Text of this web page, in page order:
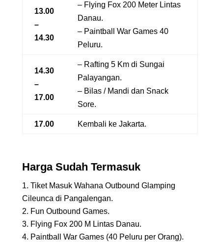
13.00
–
14.30
– Flying Fox 200 Meter Lintas
Danau.
– Paintball War Games 40
Peluru.
14.30
–
17.00
– Rafting 5 Km di Sungai
Palayangan.
– Bilas / Mandi dan Snack
Sore.
17.00 Kembali ke Jakarta.
Harga Sudah Termasuk
Tiket Masuk Wahana Outbound Glamping
Cileunca di Pangalengan.
Fun Outbound Games.
Flying Fox 200 M Lintas Danau.
Paintball War Games (40 Peluru per Orang).